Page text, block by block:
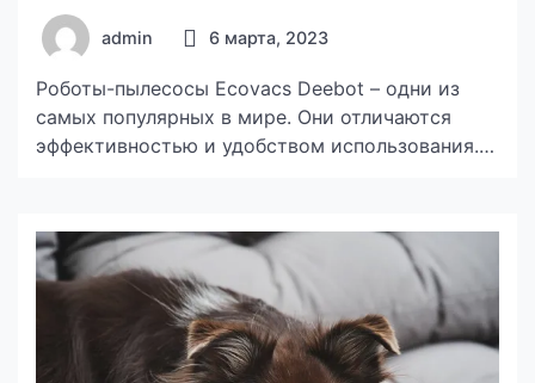
admin 6 марта, 2023
Роботы-пылесосы Ecovacs Deebot – одни из
самых популярных в мире. Они отличаются
эффективностью и удобством использования.
Главные особенности техники Рассмотрим, чем
же роботы-пылесосы Deebot выгодно
отличаются от других. Преимущества:
Автоматическая уборка помещения (могут
автоматически очищать помещения, используя
различные алгоритмы и настройки). Насадки